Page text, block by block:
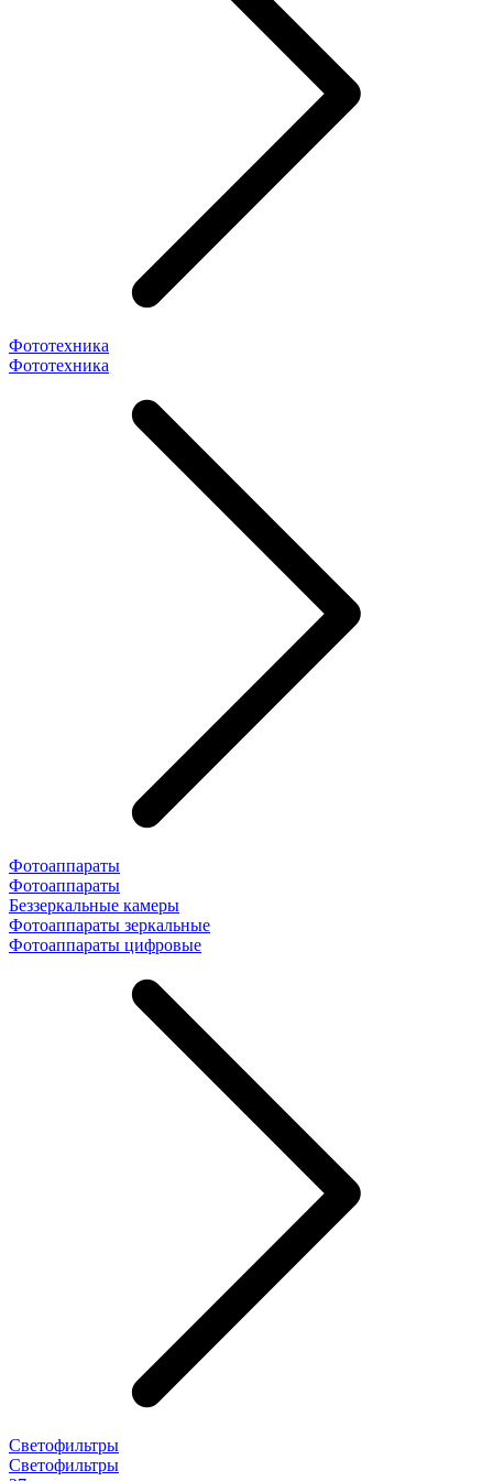
Фототехника
Фототехника
Фотоаппараты
Фотоаппараты
Беззеркальные камеры
Фотоаппараты зеркальные
Фотоаппараты цифровые
Светофильтры
Светофильтры